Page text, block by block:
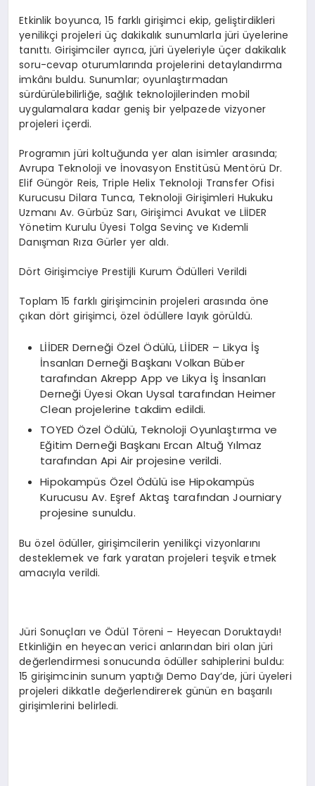
Etkinlik boyunca, 15 farklı girişimci ekip, geliştirdikleri
yenilikçi projeleri üç dakikalık sunumlarla jüri üyelerine
tanıttı. Girişimciler ayrıca, jüri üyeleriyle üçer dakikalık
soru-cevap oturumlarında projelerini detaylandırma
imkânı buldu. Sunumlar; oyunlaştırmadan
sürdürülebilirliğe, sağlık teknolojilerinden mobil
uygulamalara kadar geniş bir yelpazede vizyoner
projeleri içerdi.
Programın jüri koltuğunda yer alan isimler arasında;
Avrupa Teknoloji ve İnovasyon Enstitüsü Mentörü Dr.
Elif Güngör Reis, Triple Helix Teknoloji Transfer Ofisi
Kurucusu Dilara Tunca, Teknoloji Girişimleri Hukuku
Uzmanı Av. Gürbüz Sarı, Girişimci Avukat ve LİİDER
Yönetim Kurulu Üyesi Tolga Sevinç ve Kıdemli
Danışman Rıza Gürler yer aldı.
Dört Girişimciye Prestijli Kurum Ödülleri Verildi
Toplam 15 farklı girişimcinin projeleri arasında öne
çıkan dört girişimci, özel ödüllere layık görüldü.
LİİDER Derneği Özel Ödülü, LİİDER – Likya İş
İnsanları Derneği Başkanı Volkan Büber
tarafından Akrepp App ve Likya İş İnsanları
Derneği Üyesi Okan Uysal tarafından Heimer
Clean projelerine takdim edildi.
TOYED Özel Ödülü, Teknoloji Oyunlaştırma ve
Eğitim Derneği Başkanı Ercan Altuğ Yılmaz
tarafından Api Air projesine verildi.
Hipokampüs Özel Ödülü ise Hipokampüs
Kurucusu Av. Eşref Aktaş tarafından Journiary
projesine sunuldu.
Bu özel ödüller, girişimcilerin yenilikçi vizyonlarını
desteklemek ve fark yaratan projeleri teşvik etmek
amacıyla verildi.
Jüri Sonuçları ve Ödül Töreni – Heyecan Doruktaydı!
Etkinliğin en heyecan verici anlarından biri olan jüri
değerlendirmesi sonucunda ödüller sahiplerini buldu:
15 girişimcinin sunum yaptığı Demo Day’de, jüri üyeleri
projeleri dikkatle değerlendirerek günün en başarılı
girişimlerini belirledi.